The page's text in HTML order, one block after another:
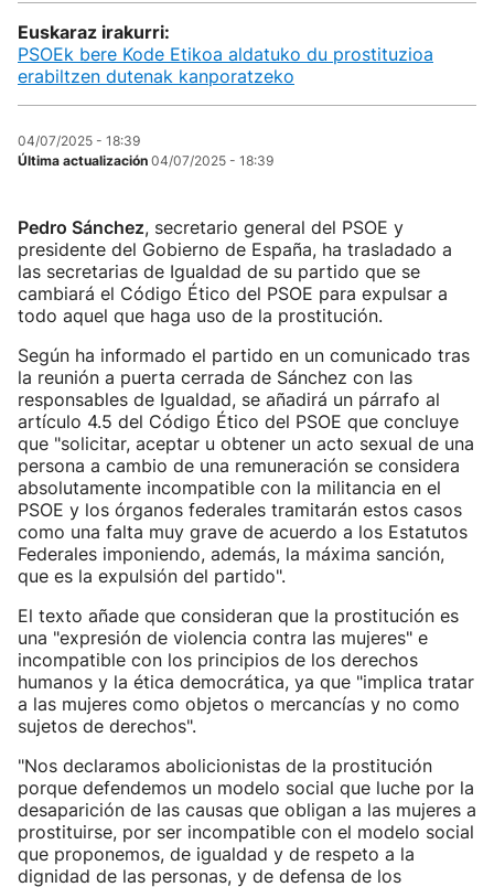
Euskaraz irakurri:
PSOEk bere Kode Etikoa aldatuko du prostituzioa
erabiltzen dutenak kanporatzeko
04/07/2025 - 18:39
Última actualización 04/07/2025 - 18:39
Pedro Sánchez, secretario general del PSOE y
presidente del Gobierno de España, ha trasladado a
las secretarias de Igualdad de su partido que se
cambiará el Código Ético del PSOE para expulsar a
todo aquel que haga uso de la prostitución.
Según ha informado el partido en un comunicado tras
la reunión a puerta cerrada de Sánchez con las
responsables de Igualdad, se añadirá un párrafo al
artículo 4.5 del Código Ético del PSOE que concluye
que "solicitar, aceptar u obtener un acto sexual de una
persona a cambio de una remuneración se considera
absolutamente incompatible con la militancia en el
PSOE y los órganos federales tramitarán estos casos
como una falta muy grave de acuerdo a los Estatutos
Federales imponiendo, además, la máxima sanción,
que es la expulsión del partido".
El texto añade que consideran que la prostitución es
una "expresión de violencia contra las mujeres" e
incompatible con los principios de los derechos
humanos y la ética democrática, ya que "implica tratar
a las mujeres como objetos o mercancías y no como
sujetos de derechos".
"Nos declaramos abolicionistas de la prostitución
porque defendemos un modelo social que luche por la
desaparición de las causas que obligan a las mujeres a
prostituirse, por ser incompatible con el modelo social
que proponemos, de igualdad y de respeto a la
dignidad de las personas, y de defensa de los